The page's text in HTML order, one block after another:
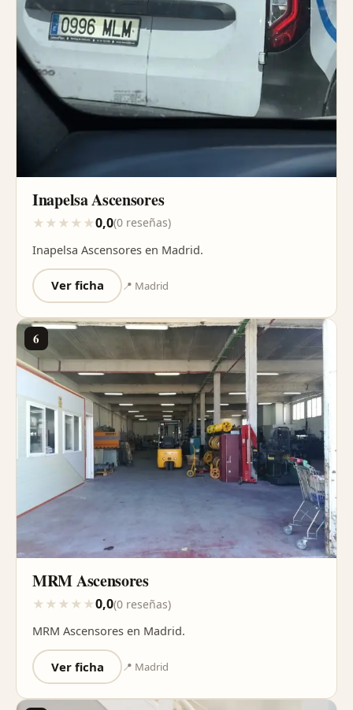
Inapelsa Ascensores
★ ★ ★ ★ ★0,0(0 reseñas)
Inapelsa Ascensores en Madrid.
Ver ficha 📍 Madrid
6
MRM Ascensores
★ ★ ★ ★ ★0,0(0 reseñas)
MRM Ascensores en Madrid.
Ver ficha 📍 Madrid